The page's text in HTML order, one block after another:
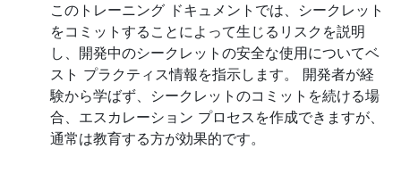
このトレーニング ドキュメントでは、シークレット
をコミットすることによって生じるリスクを説明
し、開発中のシークレットの安全な使用についてベ
スト プラクティス情報を指示します。 開発者が経
験から学ばず、シークレットのコミットを続ける場
合、エスカレーション プロセスを作成できますが、
通常は教育する方が効果的です。